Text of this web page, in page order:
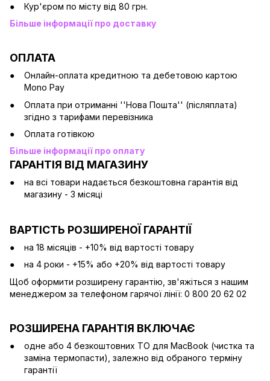
Кур'єром по місту від 80 грн.
Більше інформації про доставку
ОПЛАТА
Онлайн-оплата кредитною та дебетовою картою
Mono Pay
Оплата при отриманні ''Нова Пошта'' (післяплата)
згідно з тарифами перевізника
Оплата готівкою
Більше інформації про оплату
ГАРАНТІЯ ВІД МАГАЗИНУ
на всі товари надається безкоштовна гарантія від
магазину - 3 місяці
ВАРТІСТЬ РОЗШИРЕНОЇ ГАРАНТІЇ
на 18 місяців - +10% від вартості товару
на 4 роки - +15% або +20% від вартості товару
Щоб оформити розширену гарантію, зв'яжіться з нашим
менеджером за телефоном гарячої лінії: 0 800 20 62 02
РОЗШИРЕНА ГАРАНТІЯ ВКЛЮЧАЄ
одне або 4 безкоштовних ТО для MacBook (чистка та
заміна термопасти), залежно від обраного терміну
гарантії